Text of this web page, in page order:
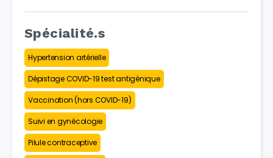
Spécialité.s
Hypertension artérielle
Dépistage COVID-19 test antigénique
Vaccination (hors COVID-19)
Suivi en gynécologie
Pilule contraceptive